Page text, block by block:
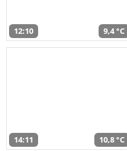
12:10 9,4 °C
14:11 10,8 °C